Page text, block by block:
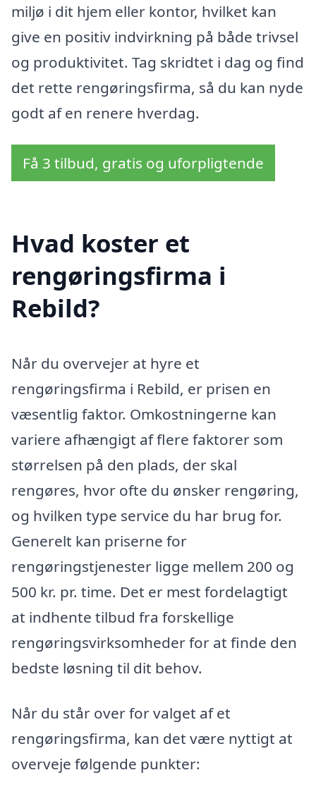
miljø i dit hjem eller kontor, hvilket kan
give en positiv indvirkning på både trivsel
og produktivitet. Tag skridtet i dag og find
det rette rengøringsfirma, så du kan nyde
godt af en renere hverdag.
Få 3 tilbud, gratis og uforpligtende
Hvad koster et
rengøringsfirma i
Rebild?
Når du overvejer at hyre et
rengøringsfirma i Rebild, er prisen en
væsentlig faktor. Omkostningerne kan
variere afhængigt af flere faktorer som
størrelsen på den plads, der skal
rengøres, hvor ofte du ønsker rengøring,
og hvilken type service du har brug for.
Generelt kan priserne for
rengøringstjenester ligge mellem 200 og
500 kr. pr. time. Det er mest fordelagtigt
at indhente tilbud fra forskellige
rengøringsvirksomheder for at finde den
bedste løsning til dit behov.
Når du står over for valget af et
rengøringsfirma, kan det være nyttigt at
overveje følgende punkter: